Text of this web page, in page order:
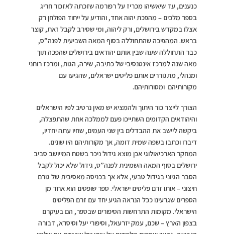
כנענים, עד שיאשיהו מכריז על רפורמה שזכתה לאזכור חריג
בספר מלכים – מהפכת יהוה אחד, והודיע על ייחוד הפולחן רק
אצלו במקדש בירושלים, ורק ליהוה, ומי שסירב לקבל זאת, קוצר
בראש. המהפיכה שהתחוללה בסוף המאה השביעית לפנה”ס,
כבר התחוללה שעה שבין אותם יהודאים בירושלים שהפכה תוך
מאה שנה למרכז אינטנסיבי של כתיבה, שירה, הגות, ומרכז רוחני
ומנהלי, מתגוררים אותם פליטים ישראלים, שהגיעו עם
מקורותיהם ומסורותיהם.
הצורך לייצר כור היתוך ולהמציא יש מאין נרטיב לפיו הישראלים
והיהודאים הקדומים השתייכו פעם לממלכה אחת שהתפצלה,
ביקשה ליישב את ההבדלים בין שני העמים, שחיו עתה יחדיו,
דיברו וכתבו בשפה שמית דומה, אך מקורותיהם היו שונים.
המחקר הארכיאולוגי אכן מוצא גידול ניכר בשטח המייושב סביב
ירושלים בסוף המאה השמינית לפנה”ס, גידול שלא יכול לקבל
הסבר הגיוני בגידול טבעי, אלא אך בכניסה מאסיבית של גורם
חיצוני – אותו זרם פליטים ישראלי. ספר שופטים הוא אחד מן
הספרים שגרעינו ככל הנראה הגיע יחד עם זרם הפליטים
הישראלי. מקומות התרחשות הסיפורים שבספר, הם בעיקרם
בצפון הארץ – שכם, עמק יזרעאל, וסיפורי יעל וסיסרא, דבורה